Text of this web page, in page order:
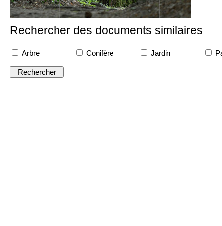
Rechercher des documents similaires
Arbre Conifère Jardin